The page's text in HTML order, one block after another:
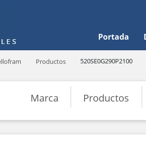
Portada
Productos 520SE0G290P2100
Marca Productos